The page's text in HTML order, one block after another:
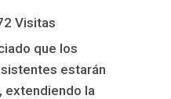
Visitas
que los
estarán
extendiendo la